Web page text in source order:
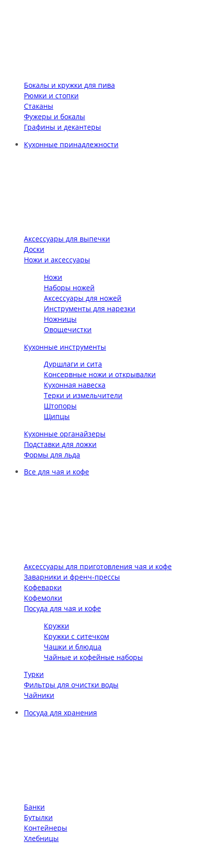
Бокалы и кружки для пива
Рюмки и стопки
Стаканы
Фужеры и бокалы
Графины и декантеры
Кухонные принадлежности
Аксессуары для выпечки
Доски
Ножи и аксессуары
Ножи
Наборы ножей
Аксессуары для ножей
Инструменты для нарезки
Ножницы
Овощечистки
Кухонные инструменты
Дуршлаги и сита
Консервные ножи и открывалки
Кухонная навеска
Терки и измельчители
Штопоры
Щипцы
Кухонные органайзеры
Подставки для ложки
Формы для льда
Все для чая и кофе
Аксессуары для приготовления чая и кофе
Заварники и френч-прессы
Кофеварки
Кофемолки
Посуда для чая и кофе
Кружки
Кружки с ситечком
Чашки и блюдца
Чайные и кофейные наборы
Турки
Фильтры для очистки воды
Чайники
Посуда для хранения
Банки
Бутылки
Контейнеры
Хлебницы